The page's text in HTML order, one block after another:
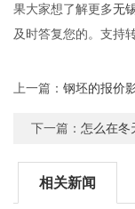
果大家想了解更多无
及时答复您的。支持
上一篇：钢坯的报价
下一篇：怎么在冬
相关新闻